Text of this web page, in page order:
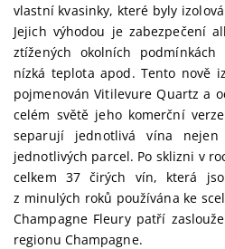
vlastní kvasinky, které byly
Jejich výhodou je zabezpečení
ztížených okolních
nízká teplota apod. Tento nově
pojmenován Vitilevure Quartz a
celém světě jeho komerční
separují jednotlivá vína
jednotlivých parcel. Po sklizni v
celkem 37 čirých vín, která
z minulých roků používána ke
Champagne Fleury patří
regionu Champagne.